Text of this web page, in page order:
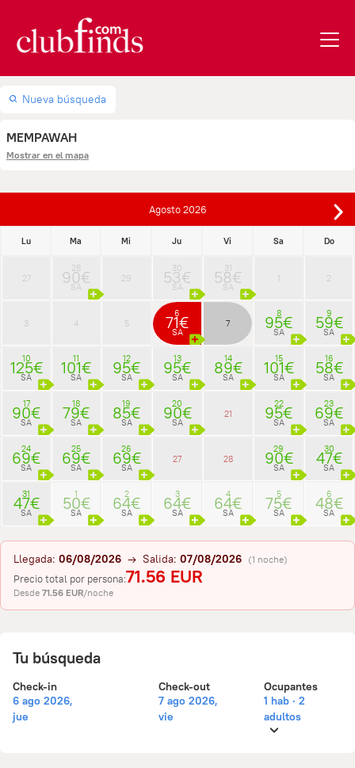
Nueva búsqueda
MEMPAWAH
Mostrar en el mapa
Agosto 2026
Lu Ma Mi Ju Vi Sa Do
27
28
90€
SA
29
30
53€
SA
31
58€
SA
1 2
3 4 5
6
71€
SA
7
8
95€
SA
9
59€
SA
10
125€
SA
11
101€
SA
12
95€
SA
13
95€
SA
14
89€
SA
15
101€
SA
16
58€
SA
17
90€
SA
18
79€
SA
19
85€
SA
20
90€
SA
21
22
95€
SA
23
69€
SA
24
69€
SA
25
69€
SA
26
69€
SA
27 28
29
90€
SA
30
47€
SA
31
47€
SA
1
50€
SA
2
64€
SA
3
64€
SA
4
64€
SA
5
75€
SA
6
48€
SA
Llegada: 06/08/2026 → Salida: 07/08/2026 (1 noche)
Precio total por persona:71.56 EUR
Desde 71.56 EUR/noche
Tu búsqueda
Check-in
6 ago 2026,
jue
Check-out
7 ago 2026,
vie
Ocupantes
1 hab · 2
adultos